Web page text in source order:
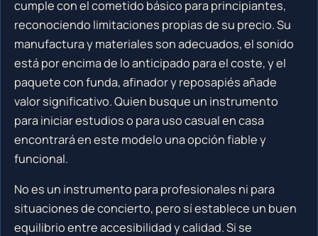
cumple con el cometido básico para principiantes,
reconociendo limitaciones propias de su precio. Su
manufactura y materiales son adecuados, el sonido
está por encima de lo anticipado para el coste, y el
paquete con funda, afinador y reposapiés añade
valor significativo. Quien busque un instrumento
para iniciar estudios o para uso casual en casa
encontrará en este modelo una opción fiable y
funcional.
No es un instrumento para profesionales ni para
situaciones de concierto, pero sí establece un buen
equilibrio entre accesibilidad y calidad. Si se